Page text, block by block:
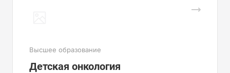
Высшее образование
Детская онкология